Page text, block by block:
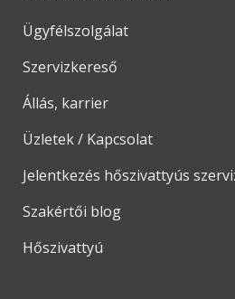
Ügyfélszolgálat
Szervizkereső
Állás, karrier
Üzletek / Kapcsolat
Jelentkezés hőszivattyús
Szakértői blog
Hőszivattyú